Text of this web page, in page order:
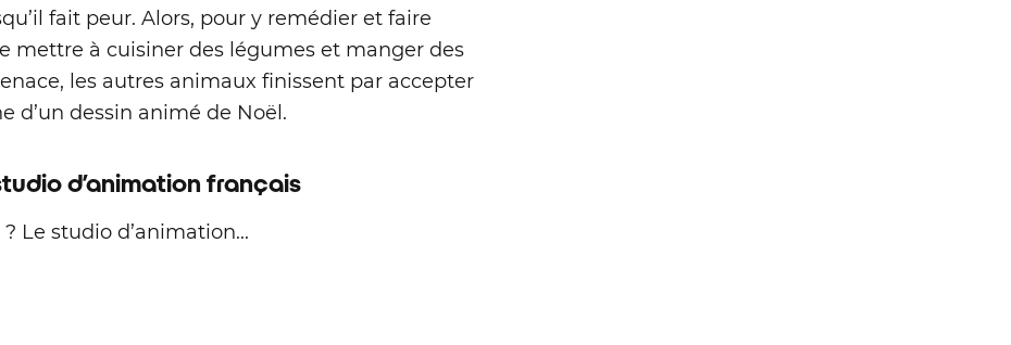
fait peur. Alors, pour y remédier et faire
mettre à cuisiner des légumes et manger des
les autres animaux finissent par accepter
d’un dessin animé de Noël.
d’animation français
Le studio d’animation...